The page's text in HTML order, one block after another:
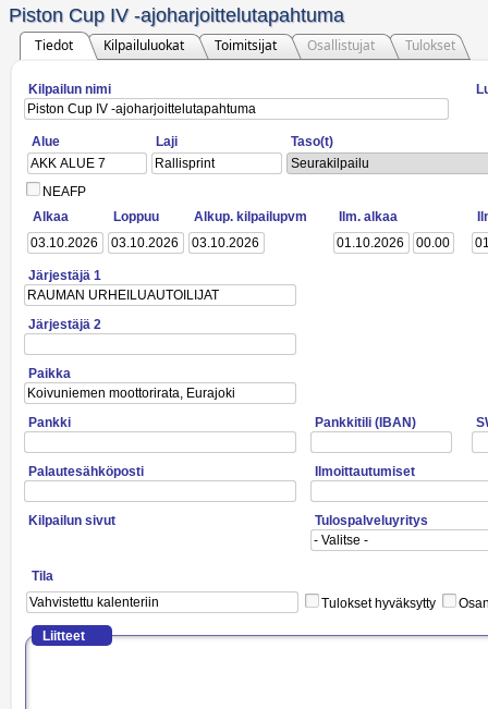
Piston Cup IV -ajoharjoittelutapahtuma
Tiedot Kilpailuluokat Toimitsijat Osallistujat Tulokset
Kilpailun nimi
Alue Laji
Taso(t)
Seurakilpailu
NEAFP
Alkaa
Loppuu Alkup. kilpailupvm Ilm. alkaa
Järjestäjä 1
Järjestäjä 2
Paikka
Pankki Pankkitili (IBAN)
Palautesähköposti Ilmoittautumiset
Kilpailun sivut Tulospalveluyritys
Tila
Tulokset hyväksytty
Liitteet